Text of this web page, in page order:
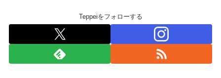
Teppeiをフォローする